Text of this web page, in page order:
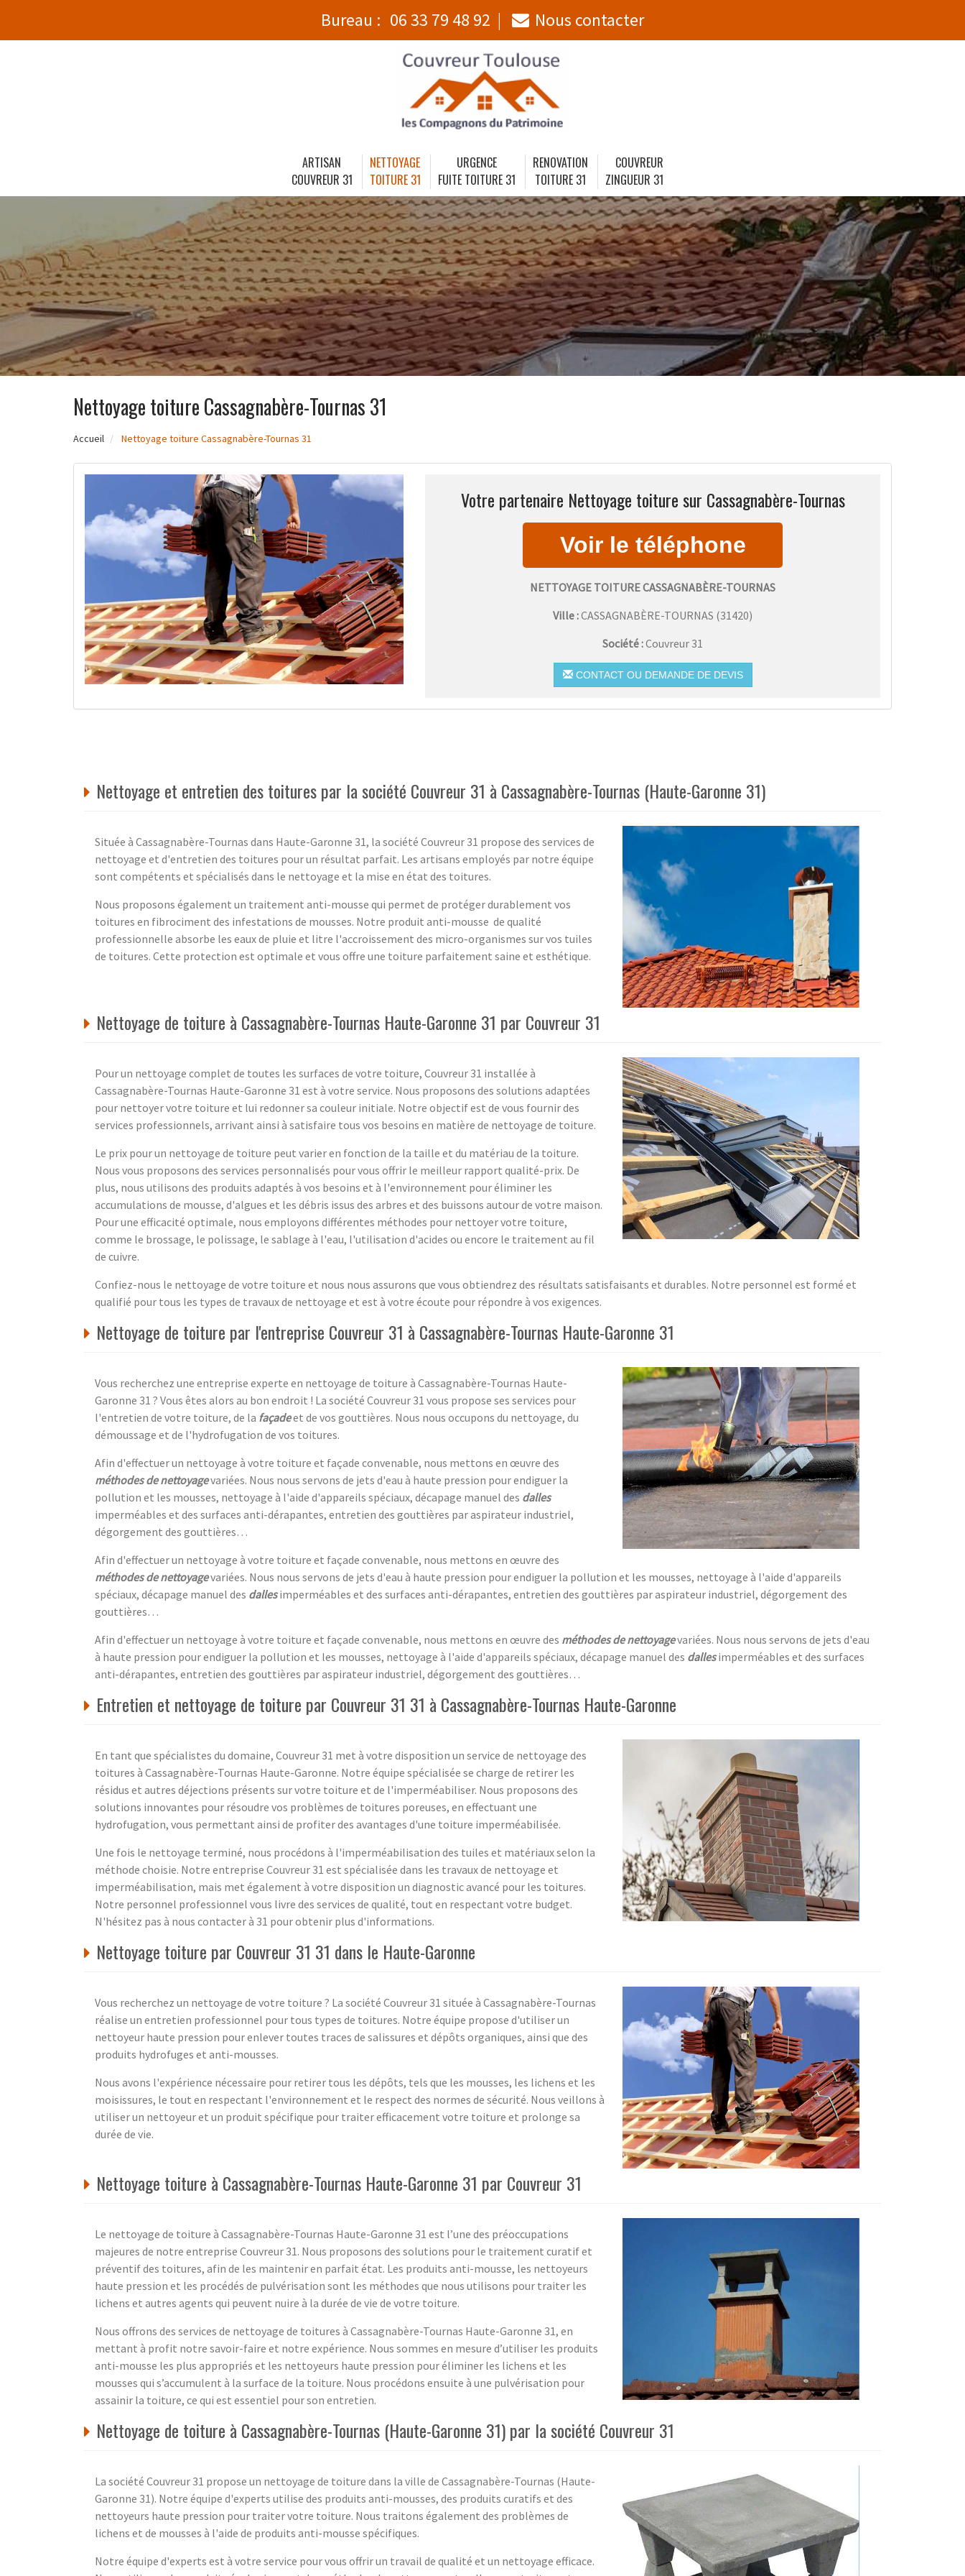
Bureau : 06 33 79 48 92 Nous contacter
ARTISAN
COUVREUR 31
NETTOYAGE
TOITURE 31
URGENCE
FUITE TOITURE 31
RENOVATION
TOITURE 31
COUVREUR
ZINGUEUR 31
Nettoyage toiture Cassagnabère-Tournas 31
Accueil Nettoyage toiture Cassagnabère-Tournas 31
Votre partenaire Nettoyage toiture sur Cassagnabère-Tournas
NETTOYAGE TOITURE CASSAGNABÈRE-TOURNAS
Ville :CASSAGNABÈRE-TOURNAS (31420)
Société :Couvreur 31
CONTACT OU DEMANDE DE DEVIS
Nettoyage et entretien des toitures par la société Couvreur 31 à Cassagnabère-Tournas (Haute-Garonne 31)
Située à Cassagnabère-Tournas dans Haute-Garonne 31, la société Couvreur 31 propose des services de
nettoyage et d'entretien des toitures pour un résultat parfait. Les artisans employés par notre équipe
sont compétents et spécialisés dans le nettoyage et la mise en état des toitures.
Nous proposons également un traitement anti-mousse qui permet de protéger durablement vos
toitures en fibrociment des infestations de mousses. Notre produit anti-mousse de qualité
professionnelle absorbe les eaux de pluie et litre l'accroissement des micro-organismes sur vos tuiles
de toitures. Cette protection est optimale et vous offre une toiture parfaitement saine et esthétique.
Nettoyage de toiture à Cassagnabère-Tournas Haute-Garonne 31 par Couvreur 31
Pour un nettoyage complet de toutes les surfaces de votre toiture, Couvreur 31 installée à
Cassagnabère-Tournas Haute-Garonne 31 est à votre service. Nous proposons des solutions adaptées
pour nettoyer votre toiture et lui redonner sa couleur initiale. Notre objectif est de vous fournir des
services professionnels, arrivant ainsi à satisfaire tous vos besoins en matière de nettoyage de toiture.
Le prix pour un nettoyage de toiture peut varier en fonction de la taille et du matériau de la toiture.
Nous vous proposons des services personnalisés pour vous offrir le meilleur rapport qualité-prix. De
plus, nous utilisons des produits adaptés à vos besoins et à l'environnement pour éliminer les
accumulations de mousse, d'algues et les débris issus des arbres et des buissons autour de votre maison.
Pour une efficacité optimale, nous employons différentes méthodes pour nettoyer votre toiture,
comme le brossage, le polissage, le sablage à l'eau, l'utilisation d'acides ou encore le traitement au fil
de cuivre.
Confiez-nous le nettoyage de votre toiture et nous nous assurons que vous obtiendrez des résultats satisfaisants et durables. Notre personnel est formé et
qualifié pour tous les types de travaux de nettoyage et est à votre écoute pour répondre à vos exigences.
Nettoyage de toiture par l'entreprise Couvreur 31 à Cassagnabère-Tournas Haute-Garonne 31
Vous recherchez une entreprise experte en nettoyage de toiture à Cassagnabère-Tournas Haute-
Garonne 31 ? Vous êtes alors au bon endroit ! La société Couvreur 31 vous propose ses services pour
l'entretien de votre toiture, de la façadeet de vos gouttières. Nous nous occupons du nettoyage, du
démoussage et de l'hydrofugation de vos toitures.
Afin d'effectuer un nettoyage à votre toiture et façade convenable, nous mettons en œuvre des
méthodes de nettoyagevariées. Nous nous servons de jets d'eau à haute pression pour endiguer la
pollution et les mousses, nettoyage à l'aide d'appareils spéciaux, décapage manuel des dalles
imperméables et des surfaces anti-dérapantes, entretien des gouttières par aspirateur industriel,
dégorgement des gouttières…
Afin d'effectuer un nettoyage à votre toiture et façade convenable, nous mettons en œuvre des
méthodes de nettoyagevariées. Nous nous servons de jets d'eau à haute pression pour endiguer la pollution et les mousses, nettoyage à l'aide d'appareils
spéciaux, décapage manuel des dallesimperméables et des surfaces anti-dérapantes, entretien des gouttières par aspirateur industriel, dégorgement des
gouttières…
Afin d'effectuer un nettoyage à votre toiture et façade convenable, nous mettons en œuvre des méthodes de nettoyagevariées. Nous nous servons de jets d'eau
à haute pression pour endiguer la pollution et les mousses, nettoyage à l'aide d'appareils spéciaux, décapage manuel des dallesimperméables et des surfaces
anti-dérapantes, entretien des gouttières par aspirateur industriel, dégorgement des gouttières…
Entretien et nettoyage de toiture par Couvreur 31 31 à Cassagnabère-Tournas Haute-Garonne
En tant que spécialistes du domaine, Couvreur 31 met à votre disposition un service de nettoyage des
toitures à Cassagnabère-Tournas Haute-Garonne. Notre équipe spécialisée se charge de retirer les
résidus et autres déjections présents sur votre toiture et de l'imperméabiliser. Nous proposons des
solutions innovantes pour résoudre vos problèmes de toitures poreuses, en effectuant une
hydrofugation, vous permettant ainsi de profiter des avantages d'une toiture imperméabilisée.
Une fois le nettoyage terminé, nous procédons à l'imperméabilisation des tuiles et matériaux selon la
méthode choisie. Notre entreprise Couvreur 31 est spécialisée dans les travaux de nettoyage et
imperméabilisation, mais met également à votre disposition un diagnostic avancé pour les toitures.
Notre personnel professionnel vous livre des services de qualité, tout en respectant votre budget.
N'hésitez pas à nous contacter à 31 pour obtenir plus d'informations.
Nettoyage toiture par Couvreur 31 31 dans le Haute-Garonne
Vous recherchez un nettoyage de votre toiture ? La société Couvreur 31 située à Cassagnabère-Tournas
réalise un entretien professionnel pour tous types de toitures. Notre équipe propose d'utiliser un
nettoyeur haute pression pour enlever toutes traces de salissures et dépôts organiques, ainsi que des
produits hydrofuges et anti-mousses.
Nous avons l'expérience nécessaire pour retirer tous les dépôts, tels que les mousses, les lichens et les
moisissures, le tout en respectant l'environnement et le respect des normes de sécurité. Nous veillons à
utiliser un nettoyeur et un produit spécifique pour traiter efficacement votre toiture et prolonge sa
durée de vie.
Nettoyage toiture à Cassagnabère-Tournas Haute-Garonne 31 par Couvreur 31
Le nettoyage de toiture à Cassagnabère-Tournas Haute-Garonne 31 est l’une des préoccupations
majeures de notre entreprise Couvreur 31. Nous proposons des solutions pour le traitement curatif et
préventif des toitures, afin de les maintenir en parfait état. Les produits anti-mousse, les nettoyeurs
haute pression et les procédés de pulvérisation sont les méthodes que nous utilisons pour traiter les
lichens et autres agents qui peuvent nuire à la durée de vie de votre toiture.
Nous offrons des services de nettoyage de toitures à Cassagnabère-Tournas Haute-Garonne 31, en
mettant à profit notre savoir-faire et notre expérience. Nous sommes en mesure d’utiliser les produits
anti-mousse les plus appropriés et les nettoyeurs haute pression pour éliminer les lichens et les
mousses qui s’accumulent à la surface de la toiture. Nous procédons ensuite à une pulvérisation pour
assainir la toiture, ce qui est essentiel pour son entretien.
Nettoyage de toiture à Cassagnabère-Tournas (Haute-Garonne 31) par la société Couvreur 31
La société Couvreur 31 propose un nettoyage de toiture dans la ville de Cassagnabère-Tournas (Haute-
Garonne 31). Notre équipe d'experts utilise des produits anti-mousses, des produits curatifs et des
nettoyeurs haute pression pour traiter votre toiture. Nous traitons également des problèmes de
lichens et de mousses à l'aide de produits anti-mousse spécifiques.
Notre équipe d'experts est à votre service pour vous offrir un travail de qualité et un nettoyage efficace.